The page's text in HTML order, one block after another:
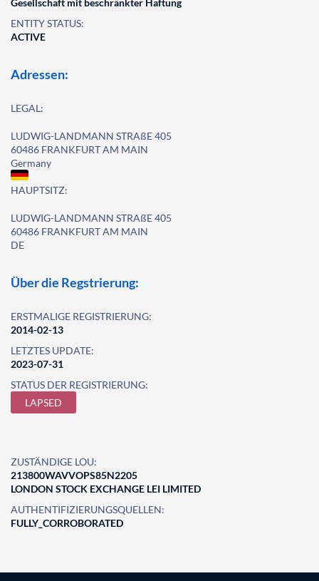
Gesellschaft mit beschränkter Haftung
ENTITY STATUS:
ACTIVE
Adressen:
LEGAL:
LUDWIG-LANDMANN STRAßE 405
60486 FRANKFURT AM MAIN
Germany
HAUPTSITZ:
LUDWIG-LANDMANN STRAßE 405
60486 FRANKFURT AM MAIN
DE
Über die Regstrierung:
ERSTMALIGE REGISTRIERUNG:
2014-02-13
LETZTES UPDATE:
2023-07-31
STATUS DER REGISTRIERUNG:
LAPSED
ZUSTÄNDIGE LOU:
213800WAVVOPS85N2205
LONDON STOCK EXCHANGE LEI LIMITED
AUTHENTIFIZIERUNGSQUELLEN:
FULLY_CORROBORATED